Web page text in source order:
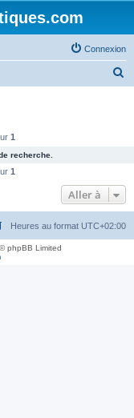
Connexion
c
e
1
recherche.
1
Aller à
Heures au format UTC+02:00
phpBB Limited